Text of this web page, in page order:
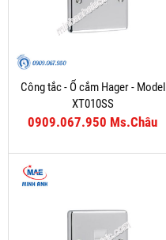
Công tắc - Ổ cắm Hager - Model
XT010SS
0909.067.950 Ms.Châu